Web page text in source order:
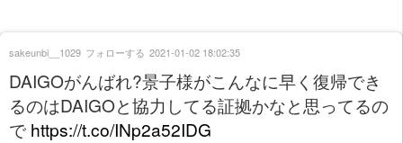
DAIGOがんばれ?景子様がこんなに早く復帰でき
るのはDAIGOと協力してる証拠かなと思ってるの
で https://t.co/INp2a52IDG
sakeunbi__1029 フォローする 2021-01-02 18:02:35